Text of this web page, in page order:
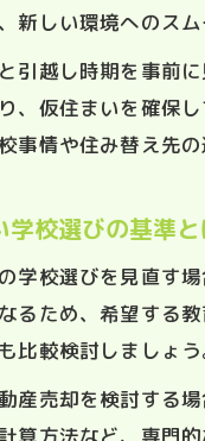
新しい環境へのス
引越し時期を事前
、仮住まいを確保
事情や住み替え先
校選びの基準
学校選びを見直す
るため、希望する
比較検討しましょう
産売却を検討する